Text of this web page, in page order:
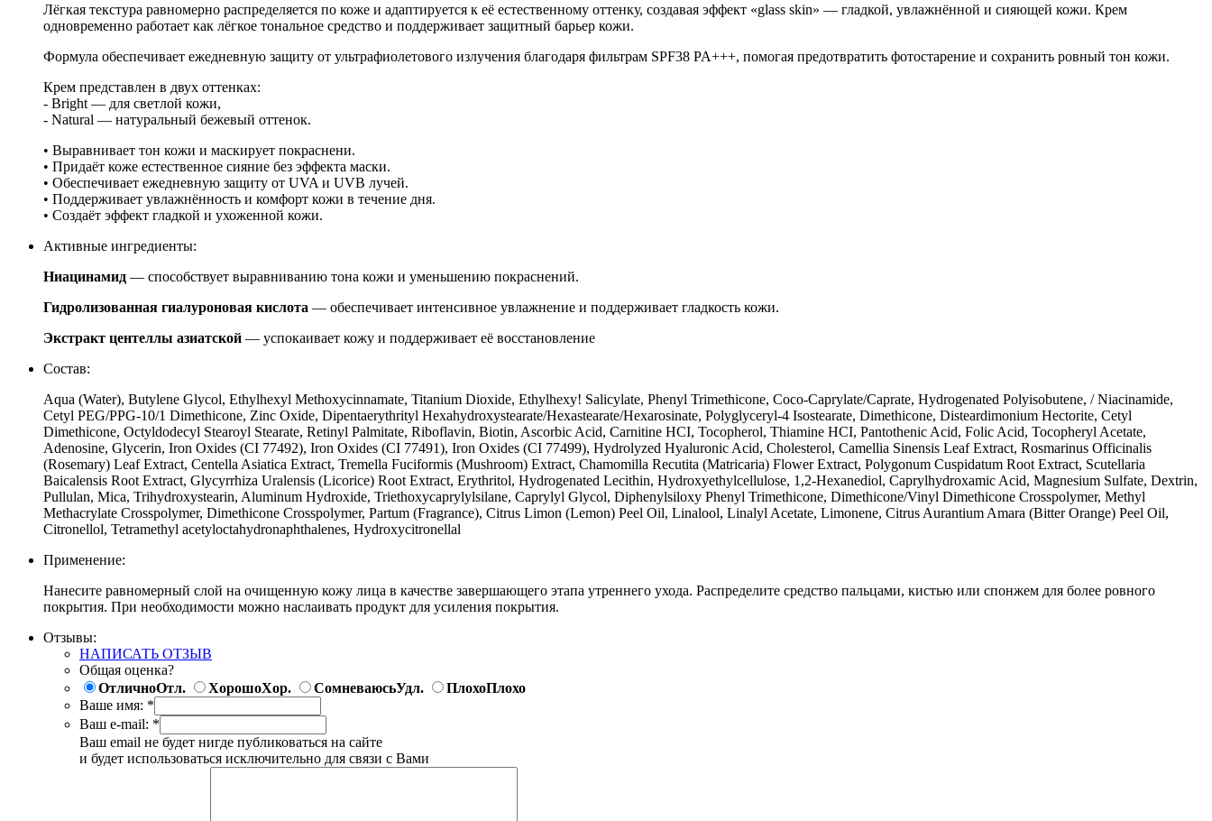
Лёгкая текстура равномерно распределяется по коже и адаптируется к её естественному оттенку, создавая эффект «glass skin» — гладкой, увлажнённой и сияющей кожи. Крем
одновременно работает как лёгкое тональное средство и поддерживает защитный барьер кожи.
Формула обеспечивает ежедневную защиту от ультрафиолетового излучения благодаря фильтрам SPF38 PA+++, помогая предотвратить фотостарение и сохранить ровный тон кожи.
Крем представлен в двух оттенках:
- Bright — для светлой кожи,
- Natural — натуральный бежевый оттенок.
• Выравнивает тон кожи и маскирует покраснени.
• Придаёт коже естественное сияние без эффекта маски.
• Обеспечивает ежедневную защиту от UVA и UVB лучей.
• Поддерживает увлажнённость и комфорт кожи в течение дня.
• Создаёт эффект гладкой и ухоженной кожи.
Активные ингредиенты:
Ниацинамид — способствует выравниванию тона кожи и уменьшению покраснений.
Гидролизованная гиалуроновая кислота — обеспечивает интенсивное увлажнение и поддерживает гладкость кожи.
Экстракт центеллы азиатской — успокаивает кожу и поддерживает её восстановление
Состав:
Aqua (Water), Butylene Glycol, Ethylhexyl Methoxycinnamate, Titanium Dioxide, Ethylhexy! Salicylate, Phenyl Trimethicone, Coco-Caprylate/Caprate, Hydrogenated Polyisobutene, / Niacinamide,
Cetyl PEG/PPG-10/1 Dimethicone, Zinc Oxide, Dipentaerythrityl Hexahydroxystearate/Hexastearate/Hexarosinate, Polyglyceryl-4 Isostearate, Dimethicone, Disteardimonium Hectorite, Cetyl
Dimethicone, Octyldodecyl Stearoyl Stearate, Retinyl Palmitate, Riboflavin, Biotin, Ascorbic Acid, Carnitine HCI, Tocopherol, Thiamine HCI, Pantothenic Acid, Folic Acid, Tocopheryl Acetate,
Adenosine, Glycerin, Iron Oxides (CI 77492), Iron Oxides (CI 77491), Iron Oxides (CI 77499), Hydrolyzed Hyaluronic Acid, Cholesterol, Camellia Sinensis Leaf Extract, Rosmarinus Officinalis
(Rosemary) Leaf Extract, Centella Asiatica Extract, Tremella Fuciformis (Mushroom) Extract, Chamomilla Recutita (Matricaria) Flower Extract, Polygonum Cuspidatum Root Extract, Scutellaria
Baicalensis Root Extract, Glycyrrhiza Uralensis (Licorice) Root Extract, Erythritol, Hydrogenated Lecithin, Hydroxyethylcellulose, 1,2-Hexanediol, Caprylhydroxamic Acid, Magnesium Sulfate, Dextrin,
Pullulan, Mica, Trihydroxystearin, Aluminum Hydroxide, Triethoxycaprylylsilane, Caprylyl Glycol, Diphenylsiloxy Phenyl Trimethicone, Dimethicone/Vinyl Dimethicone Crosspolymer, Methyl
Methacrylate Crosspolymer, Dimethicone Crosspolymer, Partum (Fragrance), Citrus Limon (Lemon) Peel Oil, Linalool, Linalyl Acetate, Limonene, Citrus Aurantium Amara (Bitter Orange) Peel Oil,
Citronellol, Tetramethyl acetyloctahydronaphthalenes, Hydroxycitronellal
Применение:
Нанесите равномерный слой на очищенную кожу лица в качестве завершающего этапа утреннего ухода. Распределите средство пальцами, кистью или спонжем для более ровного
покрытия. При необходимости можно наслаивать продукт для усиления покрытия.
Отзывы:
НАПИСАТЬ ОТЗЫВ
Общая оценка?
ОтличноОтл. ХорошоХор. СомневаюсьУдл. ПлохоПлохо
Ваше имя: *
Ваш e-mail: *
Ваш email не будет нигде публиковаться на сайте
и будет использоваться исключительно для связи с Вами